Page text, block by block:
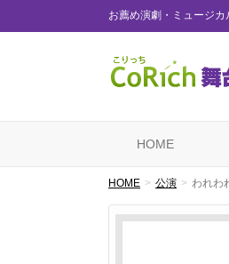
お薦め演劇・ミュージ
HOME
HOME 公演 われわ